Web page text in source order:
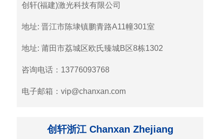
创轩(福建)激光科技有限公司
地址: 晋江市陈埭镇鹏青路A11幢301室
地址: 莆田市荔城区欧氏臻城B区8栋1302
咨询电话：13776093768
电子邮箱：vip@chanxan.com
创轩浙江 Chanxan Zhejiang